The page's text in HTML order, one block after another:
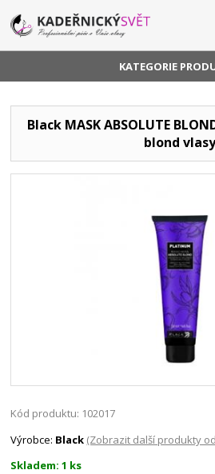
KATEGORIE
Black MASK ABSOLUTE
blond vlasy
Kód produktu: 102017
Výrobce: Black (Zobrazit další produkty
Skladem: 1 ks